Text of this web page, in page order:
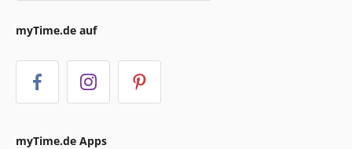
myTime.de auf
myTime.de Apps